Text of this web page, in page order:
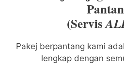
(Servis
Pakej berpantang kami
lengkap dengan